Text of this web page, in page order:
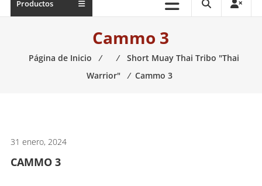
necesario
Productos
Cammo 3
Página de Inicio ⁄ ⁄ Short Muay Thai Tribo "Thai
Warrior"
⁄ Cammo 3
31 enero, 2024
CAMMO 3